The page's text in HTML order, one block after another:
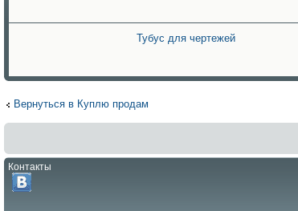
Тубус для чертежей
Вернуться в Куплю продам
Контакты